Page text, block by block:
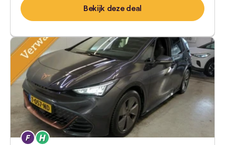
Bekijk deze deal